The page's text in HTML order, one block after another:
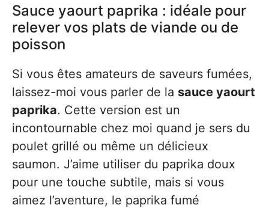
Sauce yaourt paprika : idéale pour
relever vos plats de viande ou de
poisson
Si vous êtes amateurs de saveurs fumées,
laissez-moi vous parler de la sauce yaourt
paprika. Cette version est un
incontournable chez moi quand je sers du
poulet grillé ou même un délicieux
saumon. J’aime utiliser du paprika doux
pour une touche subtile, mais si vous
aimez l’aventure, le paprika fumé